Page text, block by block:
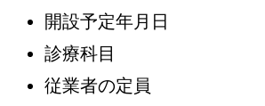
開設予定年月日
診療科目
従業者の定員